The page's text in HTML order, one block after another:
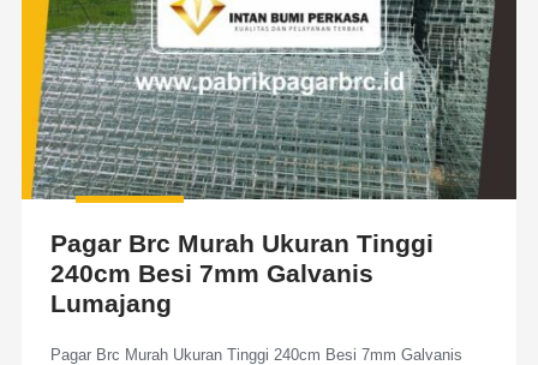
Pagar Brc Murah Ukuran Tinggi
240cm Besi 7mm Galvanis
Lumajang
Pagar Brc Murah Ukuran Tinggi 240cm Besi 7mm Galvanis